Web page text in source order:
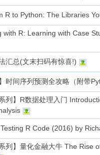
R to Python: The Libraries
with R: Learning with Case
汇总(文末扫码有惊喜!)
时间序列预测全攻略（附带
列】R数据处理入门
Testing R Code (2016) by
系列】量化金融大牛 The Rise